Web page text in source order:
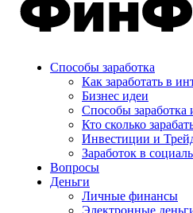
Способы заработка
Как заработать в
Бизнес идеи
Способы заработка
Кто сколько
Инвестиции и
Заработок в
Вопросы
Деньги
Личные финансы